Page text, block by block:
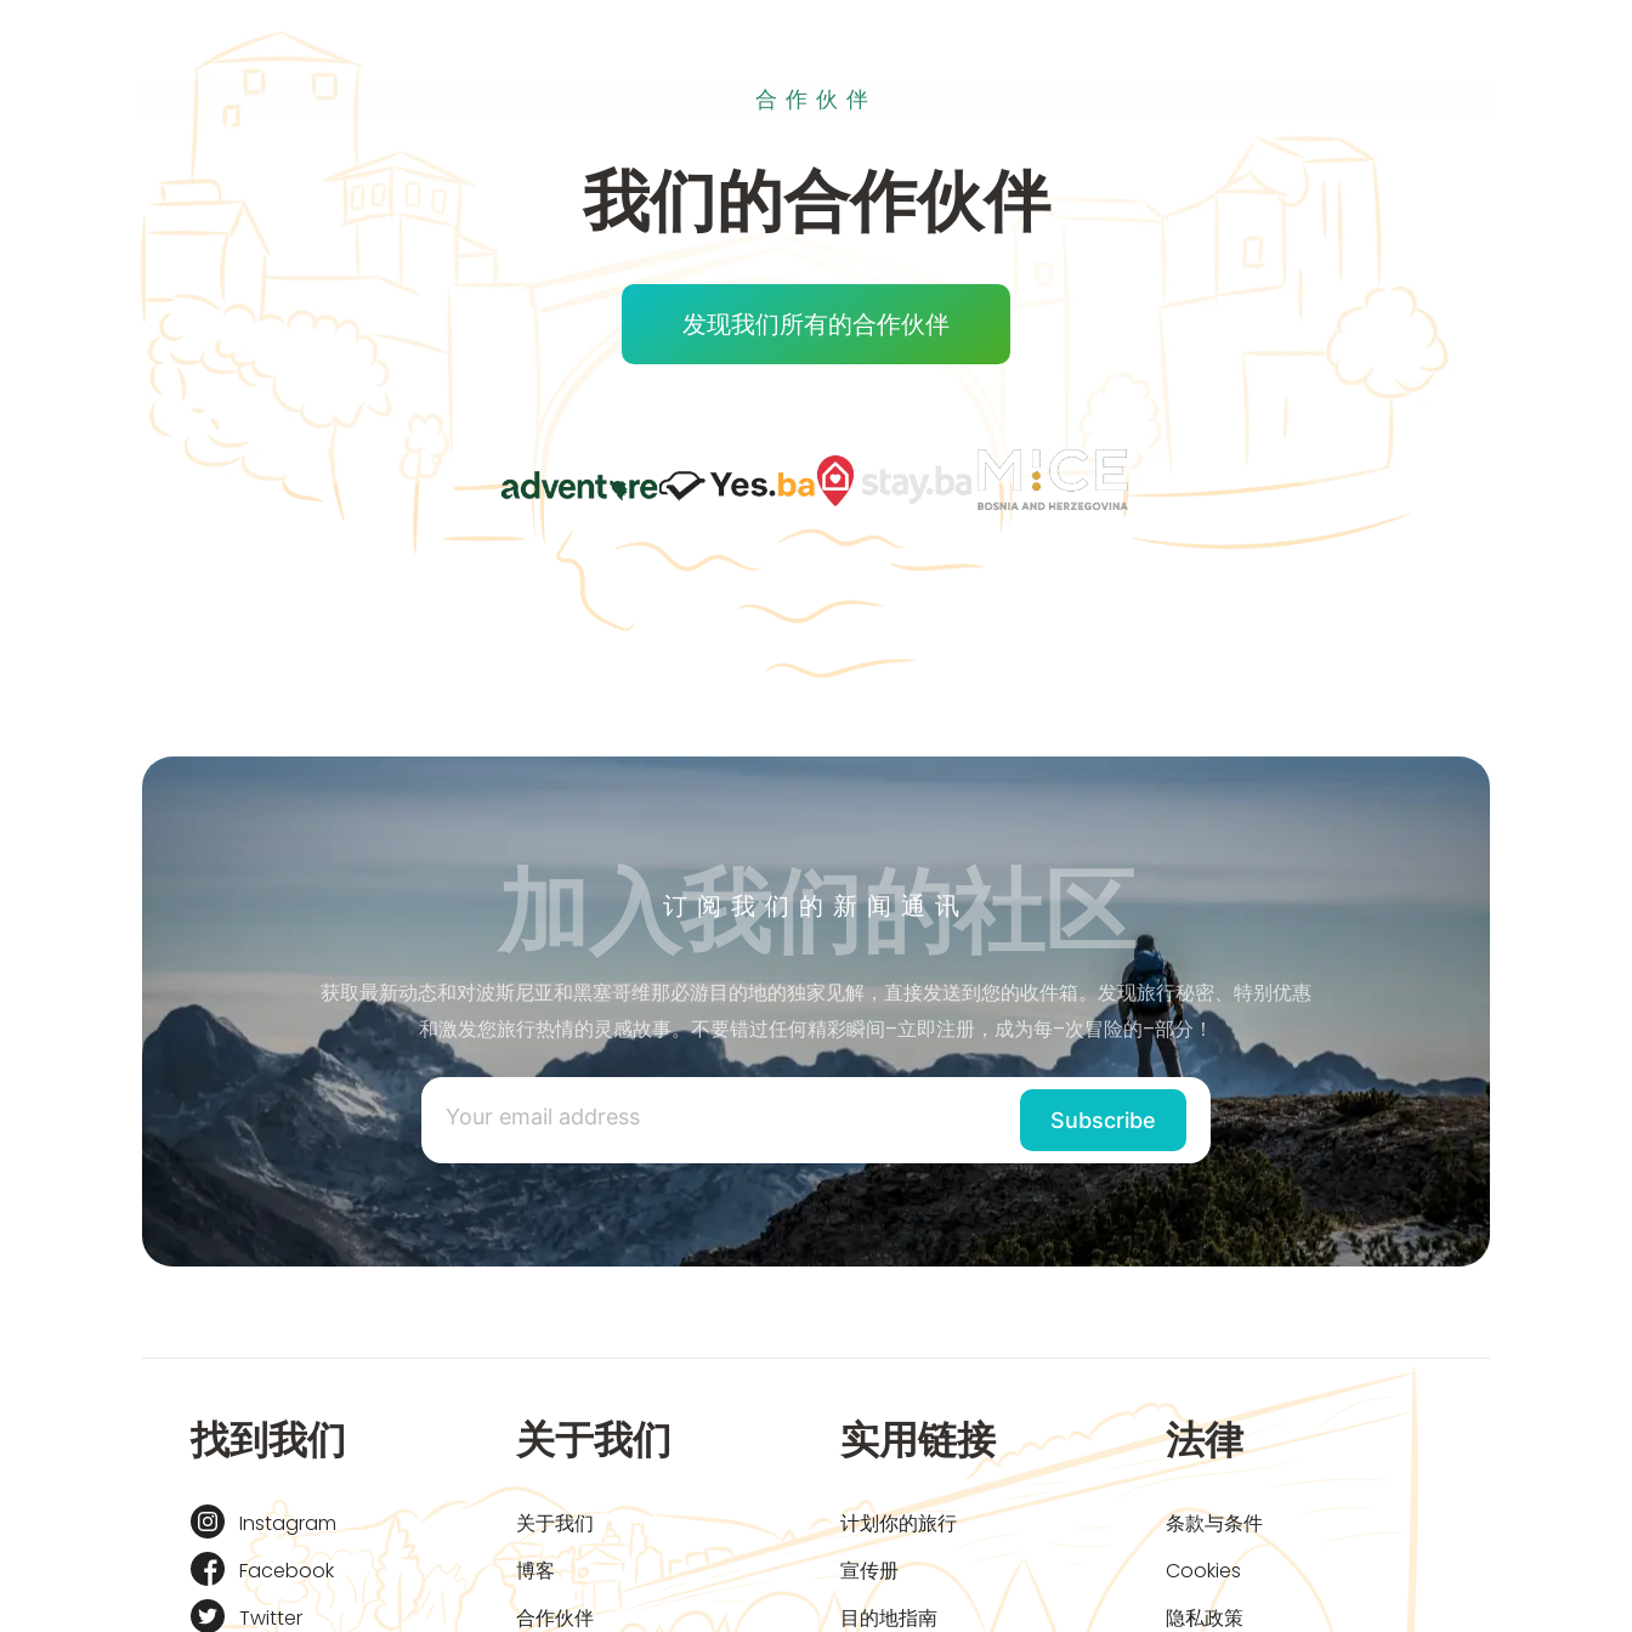
合作伙伴
我们的合作伙伴
发现我们所有的合作伙伴
订阅我们的新闻通讯
加入我们的社区
获取最新动态和对波斯尼亚和黑塞哥维那必游目的地的独家见解，直接发送到您的收件箱。发现旅行秘密、特别优惠
和激发您旅行热情的灵感故事。不要错过任何精彩瞬间–立即注册，成为每–次冒险的–部分！
找到我们
Instagram
Facebook
Twitter
关于我们
关于我们
博客
合作伙伴
实用链接
计划你的旅行
宣传册
目的地指南
法律
条款与条件
Cookies
隐私政策